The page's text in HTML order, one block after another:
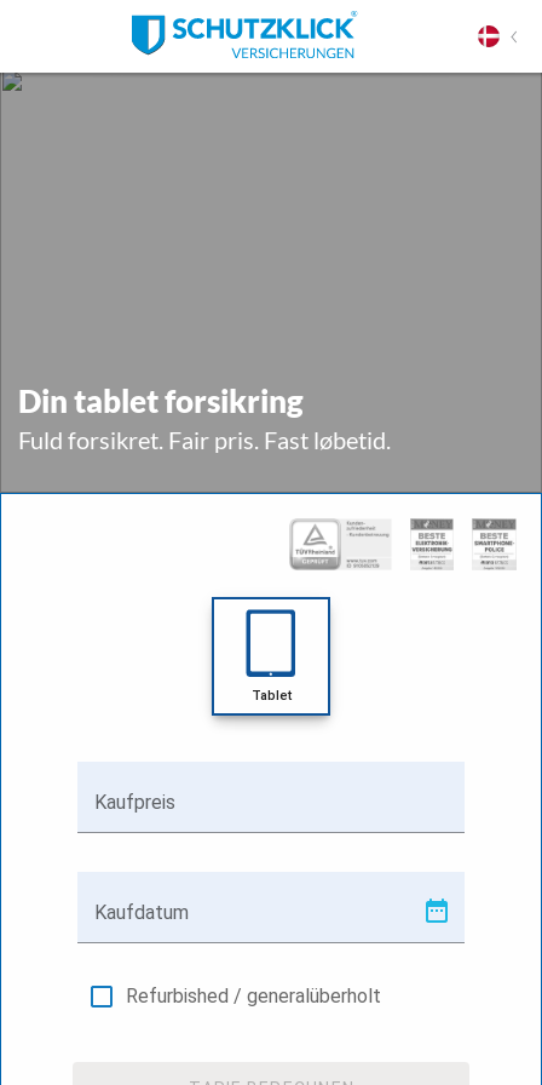
Din tablet forsikring
Fuld forsikret. Fair pris. Fast løbetid.
Tablet
Kaufpreis
Kaufdatum
Refurbished / generalüberholt